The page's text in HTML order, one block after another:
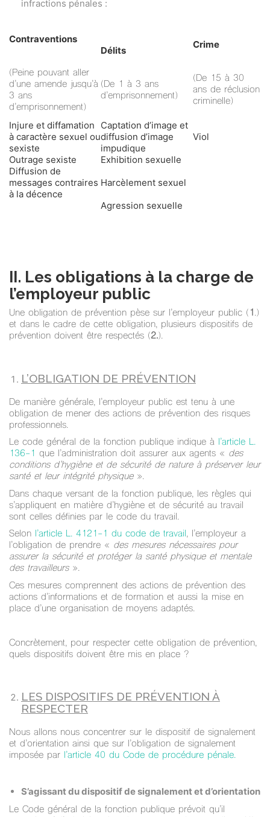
infractions pénales :
Contraventions
(Peine pouvant aller
d’une amende jusqu’à
3 ans
d’emprisonnement)
Délits
(De 1 à 3 ans
d’emprisonnement)
Crime
(De 15 à 30
ans de réclusion
criminelle)
Injure et diffamation
à caractère sexuel ou
sexiste
Captation d’image et
diffusion d’image
impudique
Viol
Outrage sexiste
Exhibition sexuelle
Diffusion de
messages contraires
à la décence
Harcèlement sexuel
Agression sexuelle
II. Les obligations à la charge de
l’employeur public
Une obligation de prévention pèse sur l’employeur public ( 1.)
et dans le cadre de cette obligation, plusieurs dispositifs de
prévention doivent être respectés (2.).
L’OBLIGATION DE PRÉVENTION
De manière générale, l’employeur public est tenu à une
obligation de mener des actions de prévention des risques
professionnels.
Le code général de la fonction publique indique à l’article L.
136-1 que l’administration doit assurer aux agents « des
conditions d’hygiène et de sécurité de nature à préserver leur
santé et leur intégrité physique».
Dans chaque versant de la fonction publique, les règles qui
s’appliquent en matière d’hygiène et de sécurité au travail
sont celles définies par le code du travail.
Selon l’article L. 4121-1 du code de travail, l’employeur a
l’obligation de prendre « des mesures nécessaires pour
assurer la sécurité et protéger la santé physique et mentale
des travailleurs».
Ces mesures comprennent des actions de prévention des
actions d’informations et de formation et aussi la mise en
place d’une organisation de moyens adaptés.
Concrètement, pour respecter cette obligation de prévention,
quels dispositifs doivent être mis en place ?
LES DISPOSITIFS DE PRÉVENTION À
RESPECTER
Nous allons nous concentrer sur le dispositif de signalement
et d’orientation ainsi que sur l’obligation de signalement
imposée par l’article 40 du Code de procédure pénale.
S’agissant du dispositif de signalement et d’orientation
Le Code général de la fonction publique prévoit qu’il